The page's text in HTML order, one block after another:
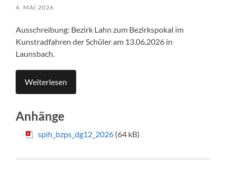
4. MAI 2026
Ausschreibung: Bezirk Lahn zum Bezirkspokal im
Kunstradfahren der Schüler am 13.06.2026 in
Launsbach.
Weiterlesen
Anhänge
spih_bzps_dg12_2026 (64 kB)